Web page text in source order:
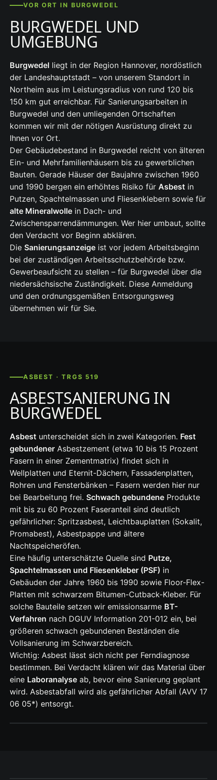
VOR ORT IN BURGWEDEL
BURGWEDEL UND
UMGEBUNG
Burgwedel liegt in der Region Hannover, nordöstlich
der Landeshauptstadt – von unserem Standort in
Northeim aus im Leistungsradius von rund 120 bis
150 km gut erreichbar. Für Sanierungsarbeiten in
Burgwedel und den umliegenden Ortschaften
kommen wir mit der nötigen Ausrüstung direkt zu
Ihnen vor Ort.
Der Gebäudebestand in Burgwedel reicht von älteren
Ein- und Mehrfamilienhäusern bis zu gewerblichen
Bauten. Gerade Häuser der Baujahre zwischen 1960
und 1990 bergen ein erhöhtes Risiko für Asbest in
Putzen, Spachtelmassen und Fliesenklebern sowie für
alte Mineralwolle in Dach- und
Zwischensparrendämmungen. Wer hier umbaut, sollte
den Verdacht vor Beginn abklären.
Die Sanierungsanzeige ist vor jedem Arbeitsbeginn
bei der zuständigen Arbeitsschutzbehörde bzw.
Gewerbeaufsicht zu stellen – für Burgwedel über die
niedersächsische Zuständigkeit. Diese Anmeldung
und den ordnungsgemäßen Entsorgungsweg
übernehmen wir für Sie.
ASBEST · TRGS 519
ASBESTSANIERUNG IN
BURGWEDEL
Asbest unterscheidet sich in zwei Kategorien. Fest
gebundener Asbestzement (etwa 10 bis 15 Prozent
Fasern in einer Zementmatrix) findet sich in
Wellplatten und Eternit-Dächern, Fassadenplatten,
Rohren und Fensterbänken – Fasern werden hier nur
bei Bearbeitung frei. Schwach gebundene Produkte
mit bis zu 60 Prozent Faseranteil sind deutlich
gefährlicher: Spritzasbest, Leichtbauplatten (Sokalit,
Promabest), Asbestpappe und ältere
Nachtspeicheröfen.
Eine häufig unterschätzte Quelle sind Putze,
Spachtelmassen und Fliesenkleber (PSF) in
Gebäuden der Jahre 1960 bis 1990 sowie Floor-Flex-
Platten mit schwarzem Bitumen-Cutback-Kleber. Für
solche Bauteile setzen wir emissionsarme BT-
Verfahren nach DGUV Information 201-012 ein, bei
größeren schwach gebundenen Beständen die
Vollsanierung im Schwarzbereich.
Wichtig: Asbest lässt sich nicht per Ferndiagnose
bestimmen. Bei Verdacht klären wir das Material über
eine Laboranalyse ab, bevor eine Sanierung geplant
wird. Asbestabfall wird als gefährlicher Abfall (AVV 17
06 05*) entsorgt.